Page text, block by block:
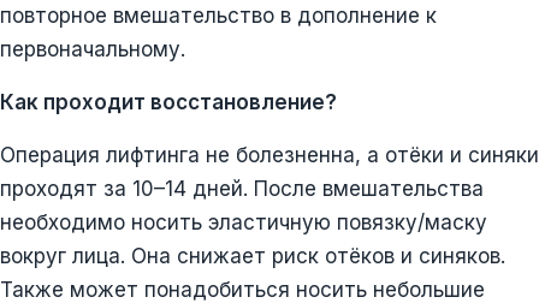
повторное вмешательство в дополнение к
первоначальному.
Как проходит восстановление?
Операция лифтинга не болезненна, а отёки и синяки
проходят за 10–14 дней. После вмешательства
необходимо носить эластичную повязку/маску
вокруг лица. Она снижает риск отёков и синяков.
Также может понадобиться носить небольшие